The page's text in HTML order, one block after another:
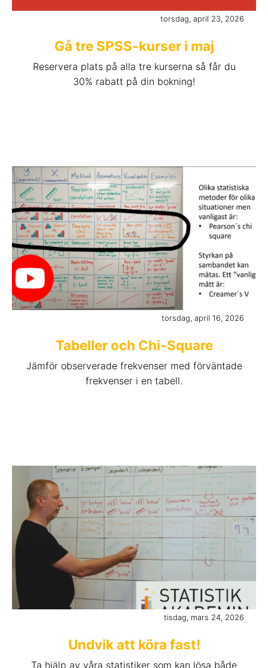
torsdag, april 23, 2026
Gå tre SPSS-kurser i maj
Reservera plats på alla tre kurserna så får du
30% rabatt på din bokning!
torsdag, april 16, 2026
Tabeller och Chi-Square
Jämför observerade frekvenser med förväntade
frekvenser i en tabell.
tisdag, mars 24, 2026
Undvik att köra fast!
Ta hjälp av våra statistiker som kan lösa både